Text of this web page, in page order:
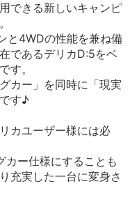
できる新しいキャンピ
と4WDの性能を兼ね備
であるデリカD:5をベ
す。
カー」を同時に「現実
す♪
カユーザー様には必
カー仕様にすることも
充実した一台に変身さ